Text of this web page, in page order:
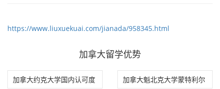
https://www.liuxuekuai.com/jianada/958345.html
加拿大留学优势
加拿大约克大学国内认可度
加拿大魁北克大学蒙特利尔